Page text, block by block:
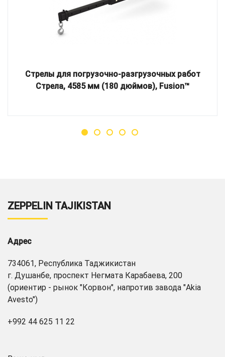
Стрелы для погрузочно-разгрузочных работ
Стрела, 4585 мм (180 дюймов), Fusion™
ZEPPELIN TAJIKISTAN
Адрес
734061, Республика Таджикистан
г. Душанбе, проспект Негмата Карабаева, 200
(ориентир - рынок "Корвон", напротив завода "Akia
Avesto")
+992 44 625 11 22